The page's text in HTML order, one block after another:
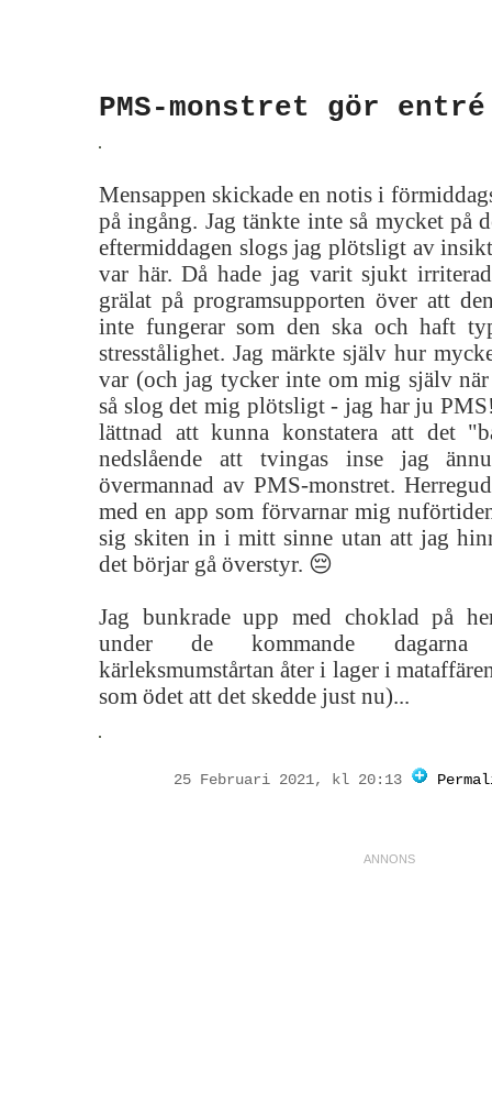
PMS-monstret gör entré
Mensappen skickade en notis i
på ingång. Jag tänkte inte så mycket på
eftermiddagen slogs jag plötsligt av
var här. Då hade jag varit sjukt
grälat på programsupporten över att
inte fungerar som den ska och haft
stresstålighet. Jag märkte själv hur
var (och jag tycker inte om mig själv
så slog det mig plötsligt - jag har ju
lättnad att kunna konstatera att det
nedslående att tvingas inse jag
övermannad av PMS-monstret.
med en app som förvarnar mig
sig skiten in i mitt sinne utan att jag
det börjar gå överstyr. 😔
Jag bunkrade upp med choklad på
under de kommande dagarna
kärleksmumstårtan åter i lager i
som ödet att det skedde just nu)...
25 Februari 2021, kl 20:13